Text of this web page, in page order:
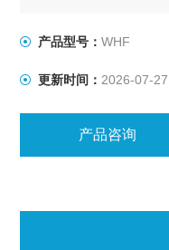
药、化工的理想选择。
产品型号：WHF
更新时间： 2026-07-27
产品咨询